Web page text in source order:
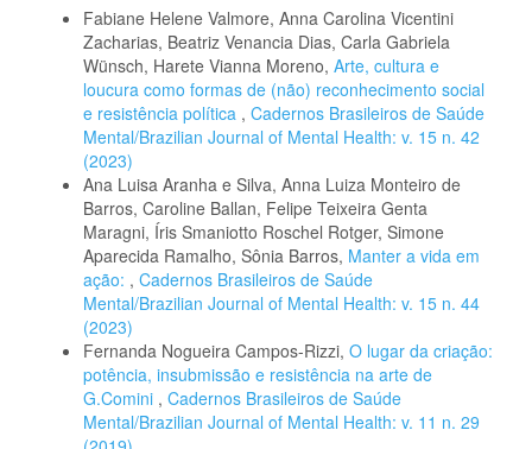
Fabiane Helene Valmore, Anna Carolina Vicentini
Zacharias, Beatriz Venancia Dias, Carla Gabriela
Wünsch, Harete Vianna Moreno, Arte, cultura e
loucura como formas de (não) reconhecimento social
e resistência política , Cadernos Brasileiros de Saúde
Mental/Brazilian Journal of Mental Health: v. 15 n. 42
(2023)
Ana Luisa Aranha e Silva, Anna Luiza Monteiro de
Barros, Caroline Ballan, Felipe Teixeira Genta
Maragni, Íris Smaniotto Roschel Rotger, Simone
Aparecida Ramalho, Sônia Barros, Manter a vida em
ação: , Cadernos Brasileiros de Saúde
Mental/Brazilian Journal of Mental Health: v. 15 n. 44
(2023)
Fernanda Nogueira Campos-Rizzi, O lugar da criação:
potência, insubmissão e resistência na arte de
G.Comini , Cadernos Brasileiros de Saúde
Mental/Brazilian Journal of Mental Health: v. 11 n. 29